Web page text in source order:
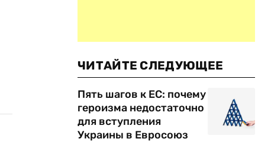
ЧИТАЙТЕ СЛЕДУЮЩЕЕ
Пять шагов к ЕС: почему
героизма недостаточно
для вступления
Украины в Евросоюз